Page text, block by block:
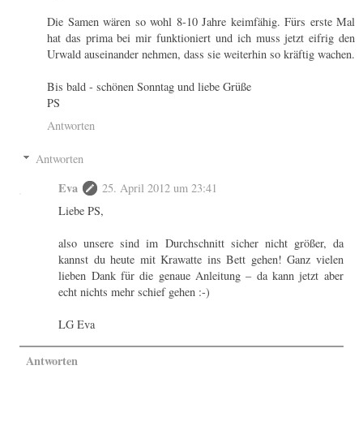
Die Samen wären so wohl 8-10 Jahre keimfähig. Fürs erste Mal
hat das prima bei mir funktioniert und ich muss jetzt eifrig den
Urwald auseinander nehmen, dass sie weiterhin so kräftig wachen.
Bis bald - schönen Sonntag und liebe Grüße
PS
Antworten
Antworten
Eva
25. April 2012 um 23:41
Liebe PS,
also unsere sind im Durchschnitt sicher nicht größer, da
kannst du heute mit Krawatte ins Bett gehen! Ganz vielen
lieben Dank für die genaue Anleitung – da kann jetzt aber
echt nichts mehr schief gehen :-)
LG Eva
Antworten